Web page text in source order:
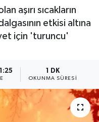
aşırı sıcakların
etkisi altına
için 'turuncu'
1 DK
OKUNMA SÜRESI